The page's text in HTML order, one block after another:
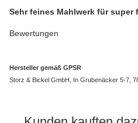
Sehr feines Mahlwerk für super
Bewertungen
Hersteller gemäß GPSR
Storz & Bickel GmbH, In Grubenäcker 5-7,